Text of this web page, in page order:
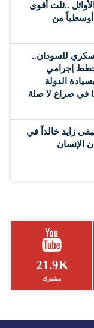
شعيب ضمن الـ10 الأوائل ..ثلث أقوى
أوسطياً من
للسودان..
إجرامي
الدولة
في صراع لا صلة
زايد خالداً في
الإنسان
21.9K
مشترك